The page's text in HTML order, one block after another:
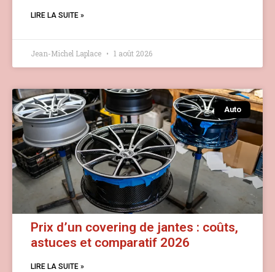
LIRE LA SUITE »
Jean-Michel Laplace 1 août 2026
Auto
Prix d’un covering de jantes : coûts,
astuces et comparatif 2026
LIRE LA SUITE »